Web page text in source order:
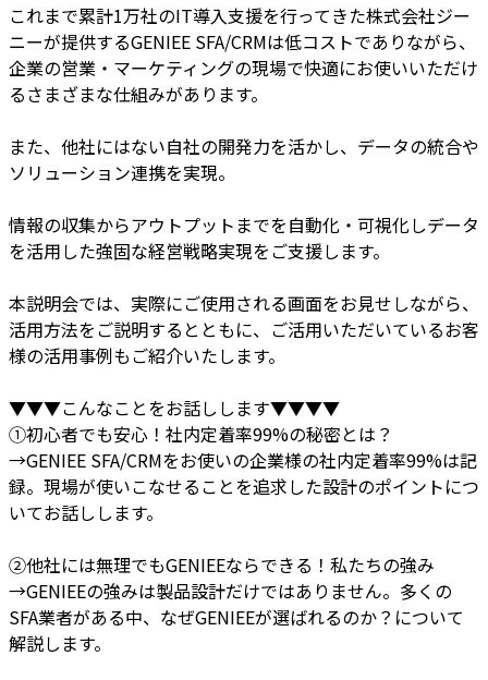
これまで累計1万社のIT導入支援を行ってきた株式会社ジー
ニーが提供するGENIEE SFA/CRMは低コストでありながら、
企業の営業・マーケティングの現場で快適にお使いいただけ
るさまざまな仕組みがあります。
また、他社にはない自社の開発力を活かし、データの統合や
ソリューション連携を実現。
情報の収集からアウトプットまでを自動化・可視化しデータ
を活用した強固な経営戦略実現をご支援します。
本説明会では、実際にご使用される画面をお見せしながら、
活用方法をご説明するとともに、ご活用いただいているお客
様の活用事例もご紹介いたします。
▼▼▼こんなことをお話しします▼▼▼▼
①初心者でも安心！社内定着率99%の秘密とは？
→GENIEE SFA/CRMをお使いの企業様の社内定着率99%は記
録。現場が使いこなせることを追求した設計のポイントにつ
いてお話しします。
②他社には無理でもGENIEEならできる！私たちの強み
→GENIEEの強みは製品設計だけではありません。多くの
SFA業者がある中、なぜGENIEEが選ばれるのか？について
解説します。